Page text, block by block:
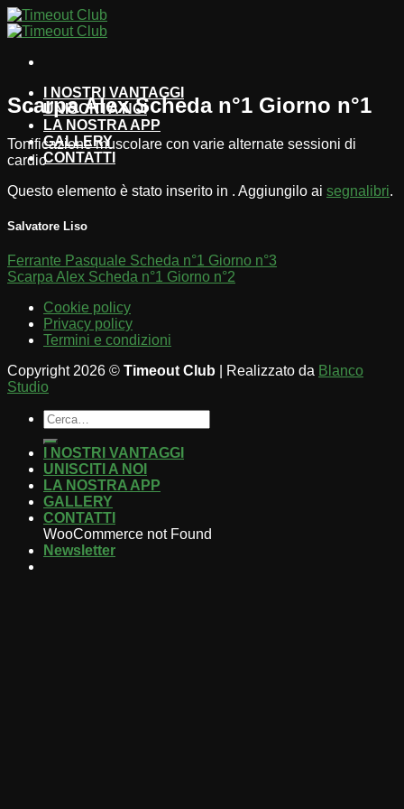
Salta
ai
I NOSTRI VANTAGGI
UNISCITI A NOI
LA NOSTRA APP
GALLERY
CONTATTI
Scarpa Alex Scheda n°1 Giorno n°1
Tonificazione muscolare con varie alternate sessioni di
cardio
Questo elemento è stato inserito in . Aggiungilo ai segnalibri.
Salvatore Liso
Ferrante Pasquale Scheda n°1 Giorno n°3
Scarpa Alex Scheda n°1 Giorno n°2
Cookie policy
Privacy policy
Termini e condizioni
Copyright 2026 © Timeout Club | Realizzato da Blanco
Studio
I NOSTRI VANTAGGI
UNISCITI A NOI
LA NOSTRA APP
GALLERY
CONTATTI
WooCommerce not Found
Newsletter